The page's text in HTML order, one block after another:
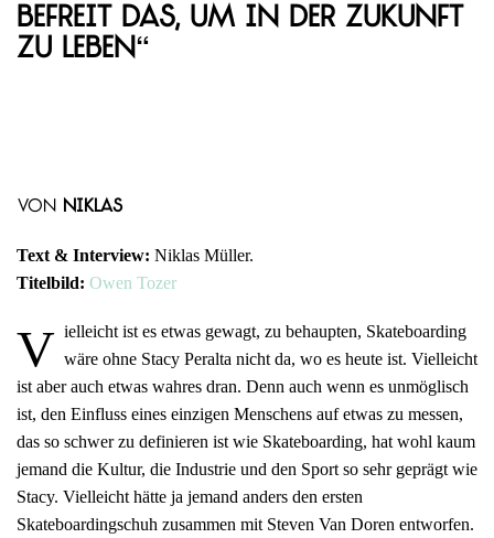
befreit das, um in der Zukunft
zu leben“
von Niklas
Text & Interview: Niklas Müller.
Titelbild: Owen Tozer
V ielleicht ist es etwas gewagt, zu behaupten, Skateboarding
wäre ohne Stacy Peralta nicht da, wo es heute ist. Vielleicht
ist aber auch etwas wahres dran. Denn auch wenn es unmöglisch
ist, den Einfluss eines einzigen Menschens auf etwas zu messen,
das so schwer zu definieren ist wie Skateboarding, hat wohl kaum
jemand die Kultur, die Industrie und den Sport so sehr geprägt wie
Stacy. Vielleicht hätte ja jemand anders den ersten
Skateboardingschuh zusammen mit Steven Van Doren entworfen.